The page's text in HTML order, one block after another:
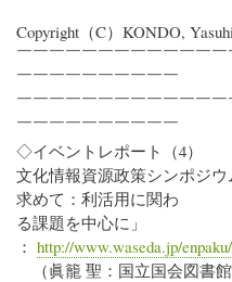
Copyright（C）KONDO,
￣￣￣￣￣￣￣￣￣￣￣￣
￣￣￣￣￣￣￣￣￣￣
￣￣￣￣￣￣￣￣￣￣￣￣
￣￣￣￣￣￣￣￣￣￣
◇イベントレポート（4）
文化情報資源政策シンポジ
求めて：利活用に関わ
る課題を中心に」
： http://www.waseda.jp/
（眞籠 聖：国立国会図書館